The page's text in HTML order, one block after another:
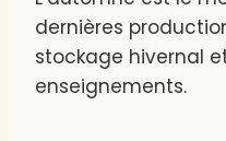
dernières
stockage hivernal
enseignements.